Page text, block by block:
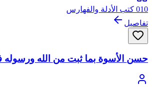
010 كتب الأدلة والفهارس
تفاصيل
حسن الأسوة بما ثبت من الله ورسوله